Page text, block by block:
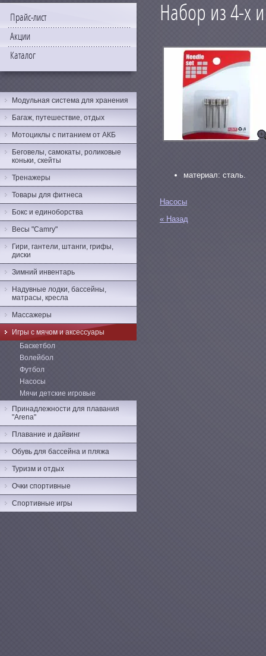
Набор из 4-х
материал: сталь.
Насосы
« Назад
Прайс-лист
Акции
Каталог
Модульная система для хранения
Багаж, путешествие, отдых
Мотоциклы с питанием от АКБ
Беговелы, самокаты, роликовые
коньки, скейты
Тренажеры
Товары для фитнеса
Бокс и единоборства
Весы "Camry"
Гири, гантели, штанги, грифы,
диски
Зимний инвентарь
Надувные лодки, бассейны,
матрасы, кресла
Массажеры
Игры с мячом и аксессуары
Баскетбол
Волейбол
Футбол
Насосы
Мячи детские игровые
Принадлежности для плавания
"Arena"
Плавание и дайвинг
Обувь для бассейна и пляжа
Туризм и отдых
Очки спортивные
Спортивные игры